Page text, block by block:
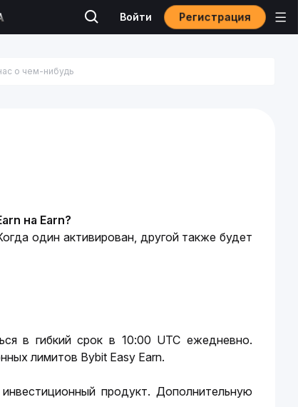
Войти Регистрация
на Earn?
один активирован, другой также будет
в гибкий срок в 10:00 UTC ежедневно.
лимитов Bybit Easy Earn.
продукт. Дополнительную